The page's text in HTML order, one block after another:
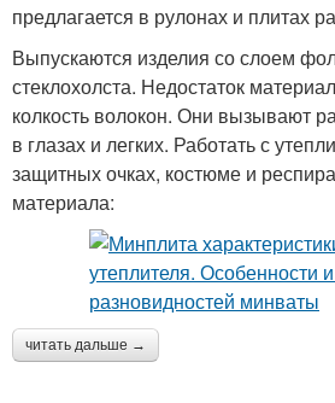
предлагается в рулонах и плитах
Выпускаются изделия со слоем
стеклохолста. Недостаток
колкость волокон. Они вызывают
в глазах и легких. Работать с
защитных очках, костюме и
материала:
читать дальше →